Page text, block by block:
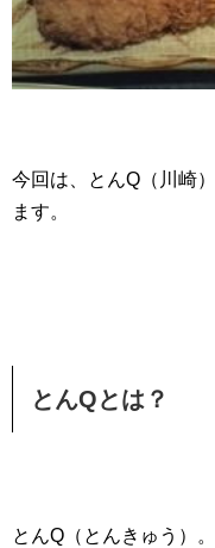
今回は、とんQ（川崎
ます。
とんQとは？
とんQ（とんきゅう）。